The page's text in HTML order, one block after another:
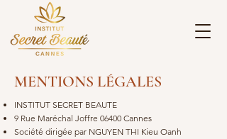
MENTIONS LÉGALES
INSTITUT SECRET BEAUTE
9 Rue Maréchal Joffre 06400 Cannes
Société dirigée par NGUYEN THI Kieu Oanh